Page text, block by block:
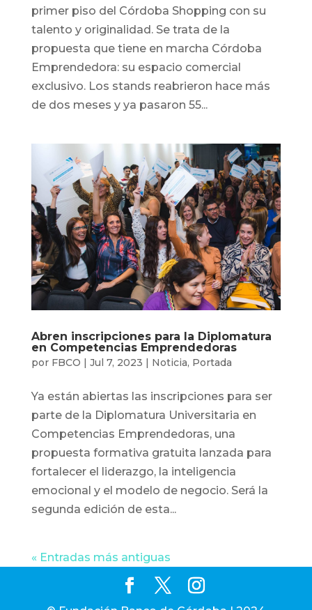
primer piso del Córdoba Shopping con su
talento y originalidad. Se trata de la
propuesta que tiene en marcha Córdoba
Emprendedora: su espacio comercial
exclusivo. Los stands reabrieron hace más
de dos meses y ya pasaron 55...
Abren inscripciones para la Diplomatura
en Competencias Emprendedoras
por FBCO Jul 7, 2023 Noticia, Portada
Ya están abiertas las inscripciones para ser
parte de la Diplomatura Universitaria en
Competencias Emprendedoras, una
propuesta formativa gratuita lanzada para
fortalecer el liderazgo, la inteligencia
emocional y el modelo de negocio. Será la
segunda edición de esta...
« Entradas más antiguas